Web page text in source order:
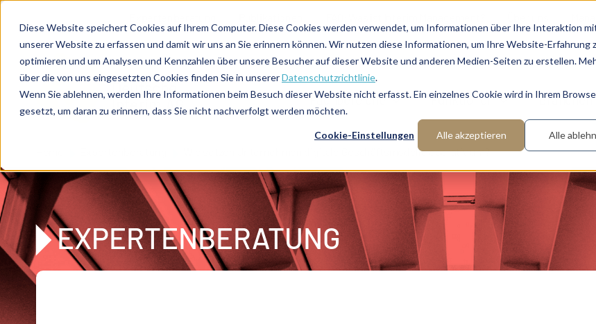
Diese Website speichert Cookies auf Ihrem Computer. Diese Cookies werden verwendet, um Informationen über Ihre Interaktion
unserer Website zu erfassen und damit wir uns an Sie erinnern können. Wir nutzen diese Informationen, um Ihre Website-Erfahrung
optimieren und um Analysen und Kennzahlen über unsere Besucher auf dieser Website und anderen Medien-Seiten zu erstellen.
über die von uns eingesetzten Cookies finden Sie in unsererDatenschutzrichtlinie.
Wenn Sie ablehnen, werden Ihre Informationen beim Besuch dieser Website nicht erfasst. Ein einzelnes Cookie wird in Ihrem
gesetzt, um daran zu erinnern, dass Sie nicht nachverfolgt werden möchten.
Cookie-Einstellungen Alle akzeptieren Alle
Deutsche
InterimAG Fachbereiche Funktionen Branchen
Wie setzen Unternehmen digitale Geschäftsmodelle operativ um?
EXPERTENBERATUNG